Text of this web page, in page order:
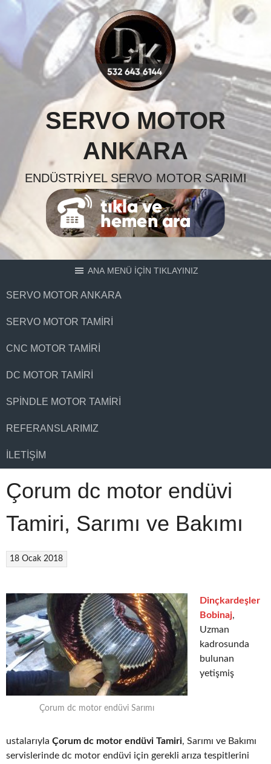
Skip
content
SERVO MOTOR
ANKARA
ENDÜSTRIYEL SERVO MOTOR SARIMI
ANA MENÜ İÇİN TIKLAYINIZ
SERVO MOTOR ANKARA
SERVO MOTOR TAMIRI
CNC MOTOR TAMIRI
DC MOTOR TAMIRI
SPINDLE MOTOR TAMIRI
REFERANSLARIMIZ
İLETIŞIM
Çorum dc motor endüvi
Tamiri, Sarımı ve Bakımı
18 Ocak 2018
Çorum dc motor endüvi Sarımı
Dinçkardeşler
Bobinaj,
Uzman
kadrosunda
bulunan
yetişmiş
ustalarıyla Çorum dc motor endüvi Tamiri, Sarımı ve Bakımı
servislerinde dc motor endüvi için gerekli arıza tespitlerini